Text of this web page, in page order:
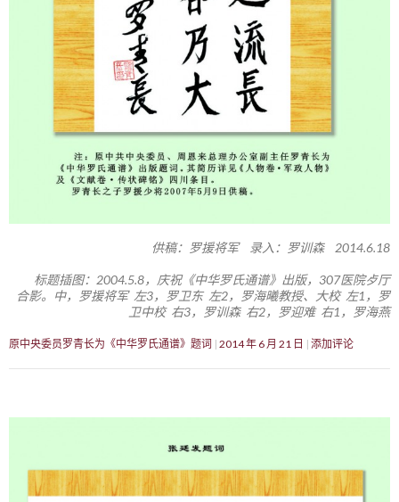
供稿：罗援将军 录入：罗训森 2014.6.18
标题插图：2004.5.8，庆祝《中华罗氏通谱》出版，307医院歺厅
合影。中，罗援将军 左3，罗卫东 左2，罗海曦教授、大校 左1，罗
卫中校 右3，罗训森 右2，罗迎难 右1，罗海燕
原中央委员罗青长为《中华罗氏通谱》题词 2014 年 6 月 21 日 添加评论